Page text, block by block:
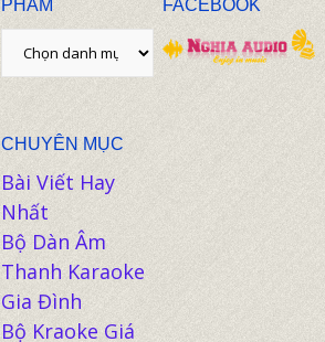
PHẨM
CHUYÊN MỤC
Bài Viết Hay
Nhất
Bộ Dàn Âm
Thanh Karaoke
Gia Đình
Bộ Kraoke Giá
FACEBOOK